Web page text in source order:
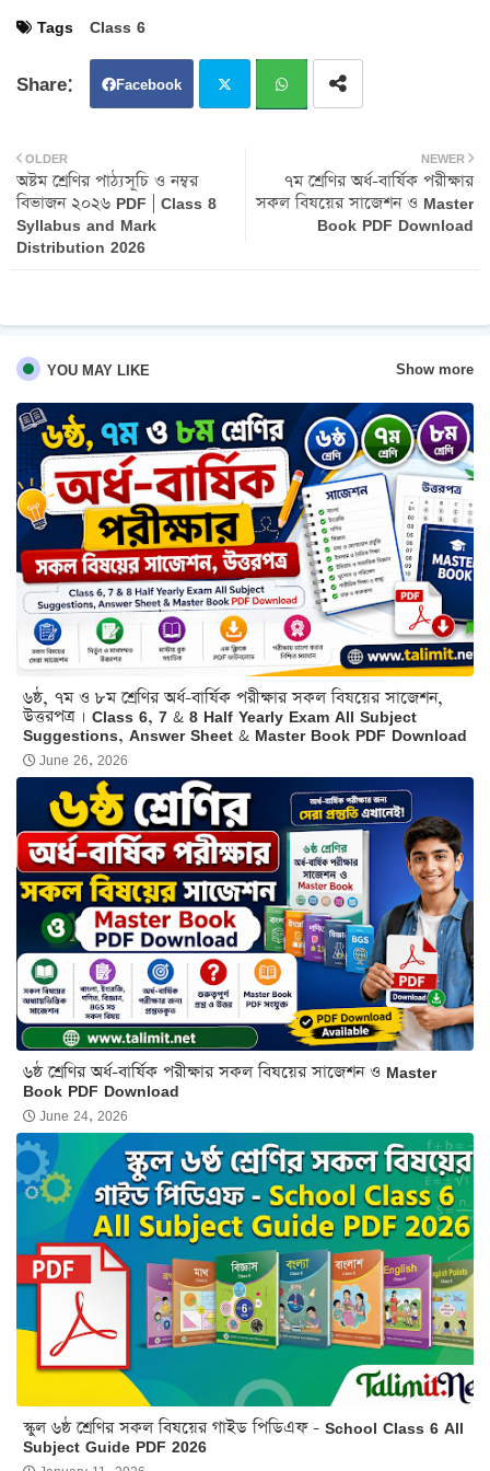
Tags Class 6
Facebook
atsa
NEWER
৭ম শ্রেণির অর্ধ-বার্ষিক পরীক্ষার
সকল বিষয়ের সাজেশন ও Master
Book PDF Download
OLDER
অষ্টম শ্রেণির পাঠ্যসূচি ও নম্বর
বিভাজন ২০২৬ PDF | Class 8
Syllabus and Mark
Distribution 2026
YOU MAY LIKE Show more
৬ষ্ঠ, ৭ম ও ৮ম শ্রেণির অর্ধ-বার্ষিক পরীক্ষার সকল বিষয়ের সাজেশন,
উত্তরপত্র । Class 6, 7 & 8 Half Yearly Exam All Subject
Suggestions, Answer Sheet & Master Book PDF Download
June 26, 2026
৬ষ্ঠ শ্রেণির অর্ধ-বার্ষিক পরীক্ষার সকল বিষয়ের সাজেশন ও Master
Book PDF Download
June 24, 2026
স্কুল ৬ষ্ঠ শ্রেণির সকল বিষয়ের গাইড পিডিএফ - School Class 6 All
Subject Guide PDF 2026